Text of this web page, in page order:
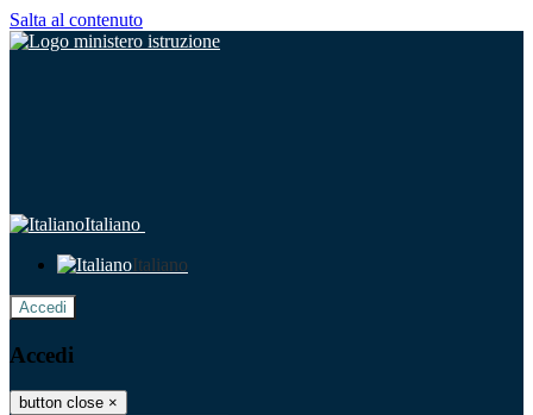
Salta al contenuto
Italiano
Italiano
Accedi
Accedi
button close ×